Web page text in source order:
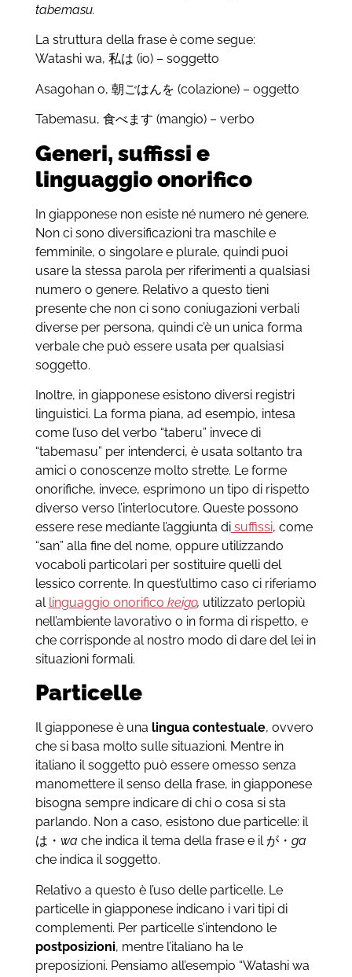
tabemasu.
La struttura della frase è come segue:
Watashi wa, 私は (io) – soggetto
Asagohan o, 朝ごはんを (colazione) – oggetto
Tabemasu, 食べます (mangio) – verbo
Generi, suffissi e
linguaggio onorifico
In giapponese non esiste né numero né genere.
Non ci sono diversificazioni tra maschile e
femminile, o singolare e plurale, quindi puoi
usare la stessa parola per riferimenti a qualsiasi
numero o genere. Relativo a questo tieni
presente che non ci sono coniugazioni verbali
diverse per persona, quindi c’è un unica forma
verbale che può essere usata per qualsiasi
soggetto.
Inoltre, in giapponese esistono diversi registri
linguistici. La forma piana, ad esempio, intesa
come l’uso del verbo “taberu” invece di
“tabemasu” per intenderci, è usata soltanto tra
amici o conoscenze molto strette. Le forme
onorifiche, invece, esprimono un tipo di rispetto
diverso verso l’interlocutore. Queste possono
essere rese mediante l’aggiunta disuffissi, come
“san” alla fine del nome, oppure utilizzando
vocaboli particolari per sostituire quelli del
lessico corrente. In quest’ultimo caso ci riferiamo
al linguaggio onorifico keigo, utilizzato perlopiù
nell’ambiente lavorativo o in forma di rispetto, e
che corrisponde al nostro modo di dare del lei in
situazioni formali.
Particelle
Il giapponese è una lingua contestuale, ovvero
che si basa molto sulle situazioni. Mentre in
italiano il soggetto può essere omesso senza
manomettere il senso della frase, in giapponese
bisogna sempre indicare di chi o cosa si sta
parlando. Non a caso, esistono due particelle: il
は・ wa che indica il tema della frase e il が・ ga
che indica il soggetto.
Relativo a questo è l’uso delle particelle. Le
particelle in giapponese indicano i vari tipi di
complementi. Per particelle s’intendono le
postposizioni, mentre l’italiano ha le
preposizioni. Pensiamo all’esempio “Watashi wa